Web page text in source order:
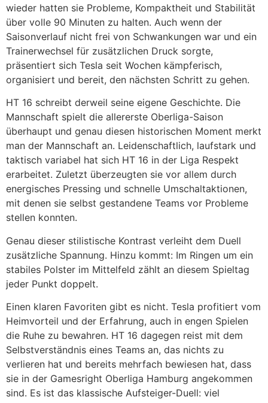
wieder hatten sie Probleme, Kompaktheit und Stabilität
über volle 90 Minuten zu halten. Auch wenn der
Saisonverlauf nicht frei von Schwankungen war und ein
Trainerwechsel für zusätzlichen Druck sorgte,
präsentiert sich Tesla seit Wochen kämpferisch,
organisiert und bereit, den nächsten Schritt zu gehen.
HT 16 schreibt derweil seine eigene Geschichte. Die
Mannschaft spielt die allererste Oberliga-Saison
überhaupt und genau diesen historischen Moment merkt
man der Mannschaft an. Leidenschaftlich, laufstark und
taktisch variabel hat sich HT 16 in der Liga Respekt
erarbeitet. Zuletzt überzeugten sie vor allem durch
energisches Pressing und schnelle Umschaltaktionen,
mit denen sie selbst gestandene Teams vor Probleme
stellen konnten.
Genau dieser stilistische Kontrast verleiht dem Duell
zusätzliche Spannung. Hinzu kommt: Im Ringen um ein
stabiles Polster im Mittelfeld zählt an diesem Spieltag
jeder Punkt doppelt.
Einen klaren Favoriten gibt es nicht. Tesla profitiert vom
Heimvorteil und der Erfahrung, auch in engen Spielen
die Ruhe zu bewahren. HT 16 dagegen reist mit dem
Selbstverständnis eines Teams an, das nichts zu
verlieren hat und bereits mehrfach bewiesen hat, dass
sie in der Gamesright Oberliga Hamburg angekommen
sind. Es ist das klassische Aufsteiger-Duell: viel